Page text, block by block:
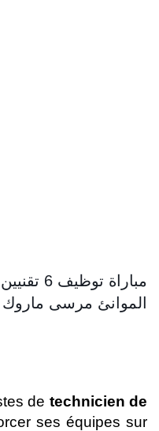
مباراة
الموانئ مرسى ماروك 2025
de technicien de
ses équipes sur